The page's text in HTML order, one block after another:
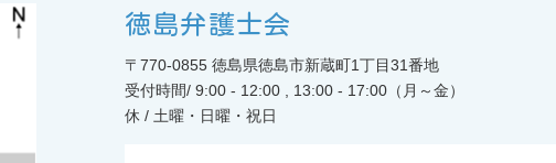
徳島弁護士会
〒770-0855 徳島県徳島市新蔵町1丁目31番地
受付時間/ 9:00 - 12:00 , 13:00 - 17:00（月～金）
休 / 土曜・日曜・祝日